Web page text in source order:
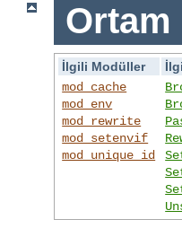
Ortam
İlgili Modüller
mod_cache
mod_env
mod_rewrite
mod_setenvif
mod_unique_id